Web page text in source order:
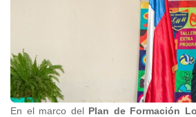
En el marco del Plan de Formación